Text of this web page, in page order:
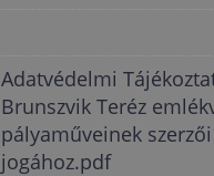
Adatvédelmi
Brunszvik Teréz
pályaműveinek szerzői
jogához.pdf